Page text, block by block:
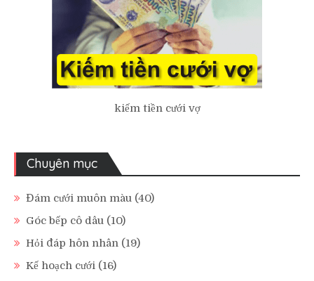
kiếm tiền cưới vợ
Chuyên mục
Đám cưới muôn màu (40)
Góc bếp cô dâu (10)
Hỏi đáp hôn nhân (19)
Kế hoạch cưới (16)